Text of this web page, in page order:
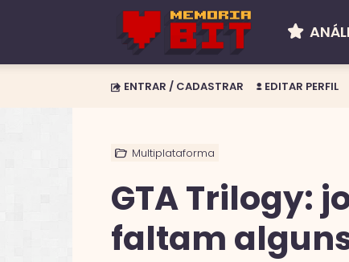
Memória
BIT
ENTRAR / CADASTRAR EDITAR PERFIL
Multiplataforma
GTA Trilogy:
faltam